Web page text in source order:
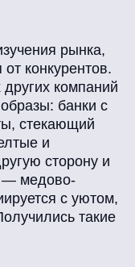
рынка,
конкурентов.
компаний
банки с
стекающий
и
сторону и
— медово-
с уютом,
такие